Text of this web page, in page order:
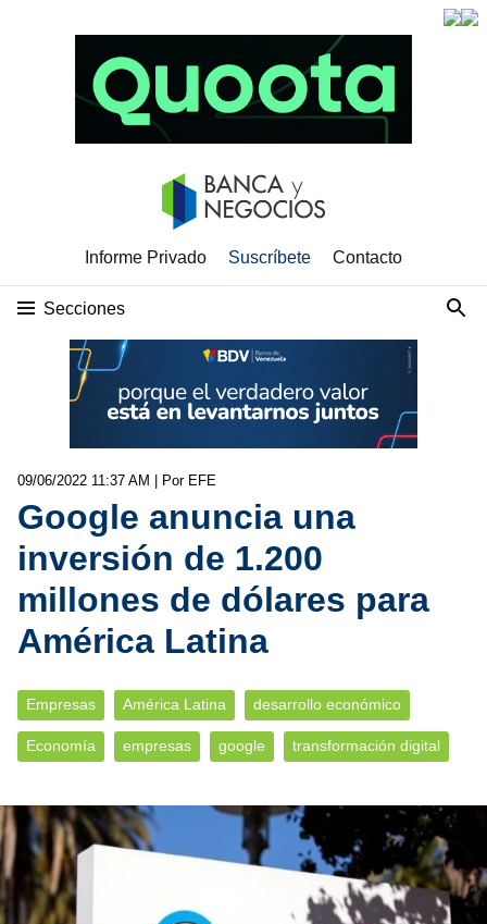
Informe Privado Suscríbete Contacto
Secciones
09/06/2022 11:37 AM | Por EFE
Google anuncia una
inversión de 1.200
millones de dólares para
América Latina
Empresas América Latina desarrollo económico
Economía empresas google transformación digital